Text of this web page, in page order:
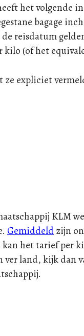
het volgende
bagage
reisdatum
(of het
ze expliciet
KLM
Gemiddeldzijn
kan het tarief per
ver land, kijk dan